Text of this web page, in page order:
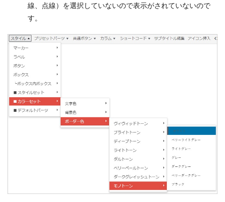
線、点線）を選択していないので表示がされていないので
す。